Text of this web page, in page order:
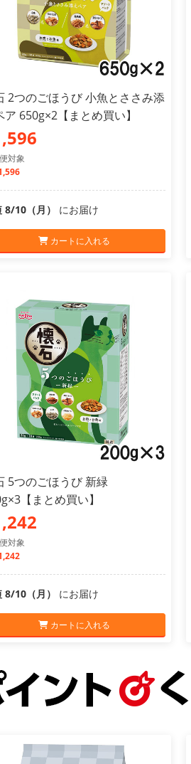
2つのごほうび 小魚とささみ添
ア 650g×2【まとめ買い】
対象
8/10（月） にお届け
カートに入れる
5つのごほうび 新緑
【まとめ買い】
対象
8/10（月） にお届け
カートに入れる